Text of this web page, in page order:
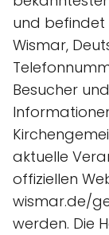
und befindet
Wismar,
Besucher
aktuelle
offiziellen
wismar.de/
werden. Die